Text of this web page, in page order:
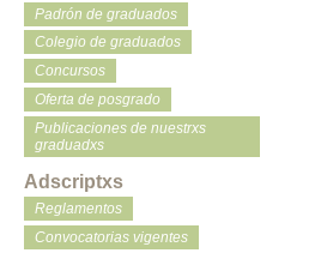
Padrón de graduados
Colegio de graduados
Concursos
Oferta de posgrado
Publicaciones de nuestrxs
graduadxs
Adscriptxs
Reglamentos
Convocatorias vigentes